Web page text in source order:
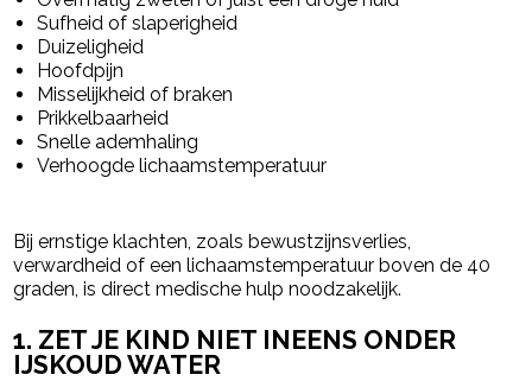
Sufheid of slaperigheid
Duizeligheid
Hoofdpijn
Misselijkheid of braken
Prikkelbaarheid
Snelle ademhaling
Verhoogde lichaamstemperatuur
Bij ernstige klachten, zoals bewustzijnsverlies,
verwardheid of een lichaamstemperatuur boven de 40
graden, is direct medische hulp noodzakelijk.
1. ZET JE KIND NIET INEENS ONDER
IJSKOUD WATER